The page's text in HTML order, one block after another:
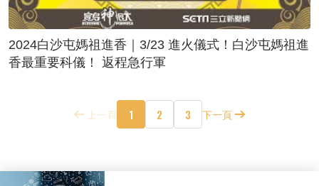
2024白沙屯媽祖進香｜3/23 進火儀式！白沙屯媽祖進
香最重要科儀！ 返程急行軍
上一頁 1 2 3 下一頁